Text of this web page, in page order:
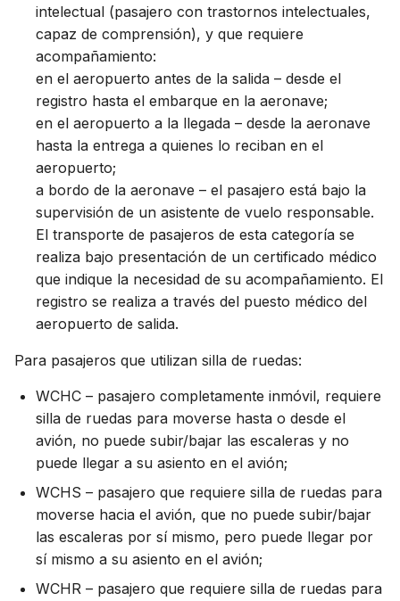
intelectual (pasajero con trastornos intelectuales,
capaz de comprensión), y que requiere
acompañamiento:
en el aeropuerto antes de la salida – desde el
registro hasta el embarque en la aeronave;
en el aeropuerto a la llegada – desde la aeronave
hasta la entrega a quienes lo reciban en el
aeropuerto;
a bordo de la aeronave – el pasajero está bajo la
supervisión de un asistente de vuelo responsable.
El transporte de pasajeros de esta categoría se
realiza bajo presentación de un certificado médico
que indique la necesidad de su acompañamiento. El
registro se realiza a través del puesto médico del
aeropuerto de salida.
Para pasajeros que utilizan silla de ruedas:
WCHC – pasajero completamente inmóvil, requiere
silla de ruedas para moverse hasta o desde el
avión, no puede subir/bajar las escaleras y no
puede llegar a su asiento en el avión;
WCHS – pasajero que requiere silla de ruedas para
moverse hacia el avión, que no puede subir/bajar
las escaleras por sí mismo, pero puede llegar por
sí mismo a su asiento en el avión;
WCHR – pasajero que requiere silla de ruedas para